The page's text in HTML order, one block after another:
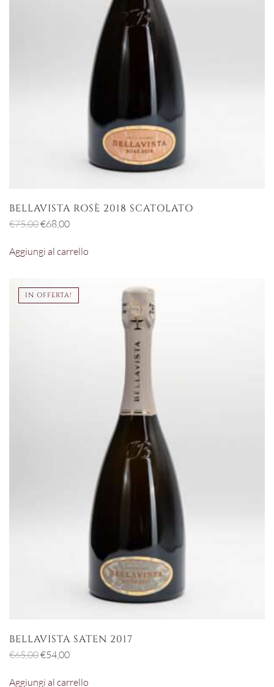
BELLAVISTA ROSÈ 2018 SCATOLATO
€75,00Il
originale
€68,00Il
attuale
Aggiungi al carrello
IN OFFERTA!
BELLAVISTA SATEN 2017
€65,00Il
originale
€54,00Il
attuale
Aggiungi al carrello